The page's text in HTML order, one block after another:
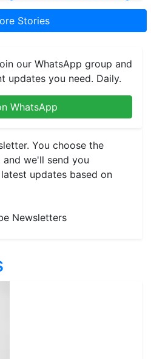
Stories
our WhatsApp group and
updates you need. Daily.
WhatsApp
You choose the
we'll send you
updates based on
Newsletters